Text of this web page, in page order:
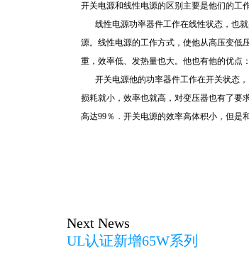
开关电源和线性电源的区别主要是他们的工作
线性电源功率器件工作在线性状态，也
源。线性电源的工作方式，使他从高压变低
重，效率低、发热量也大。他也有他的优点
开关电源他的功率器件工作在开关状态
损耗就小，效率也就高，对变压器也有了要
高达99％．开关电源的效率高体积小，但是
Next News
UL认证新增65W系列